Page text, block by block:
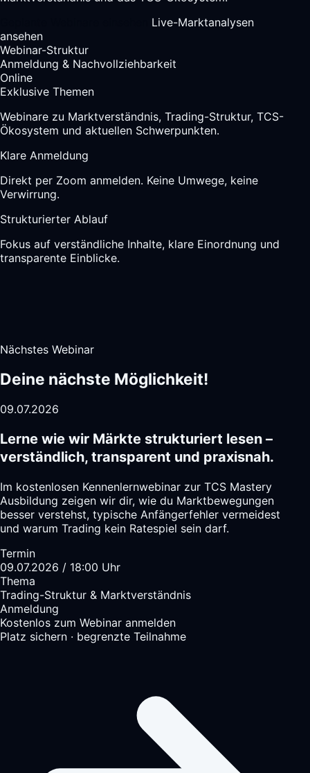
Live-Marktanalysen
ansehen
Webinar-Struktur
Anmeldung & Nachvollziehbarkeit
Online
Exklusive Themen
Webinare zu Marktverständnis, Trading-Struktur, TCS-
Ökosystem und aktuellen Schwerpunkten.
Klare Anmeldung
Direkt per Zoom anmelden. Keine Umwege, keine
Verwirrung.
Strukturierter Ablauf
Fokus auf verständliche Inhalte, klare Einordnung und
transparente Einblicke.
Nächstes Webinar
Deine nächste Möglichkeit!
09.07.2026
Lerne wie wir Märkte strukturiert lesen –
verständlich, transparent und praxisnah.
Im kostenlosen Kennenlernwebinar zur TCS Mastery
Ausbildung zeigen wir dir, wie du Marktbewegungen
besser verstehst, typische Anfängerfehler vermeidest
und warum Trading kein Ratespiel sein darf.
Termin
09.07.2026 / 18:00 Uhr
Thema
Trading-Struktur & Marktverständnis
Anmeldung
Kostenlos zum Webinar anmelden
Platz sichern · begrenzte Teilnahme